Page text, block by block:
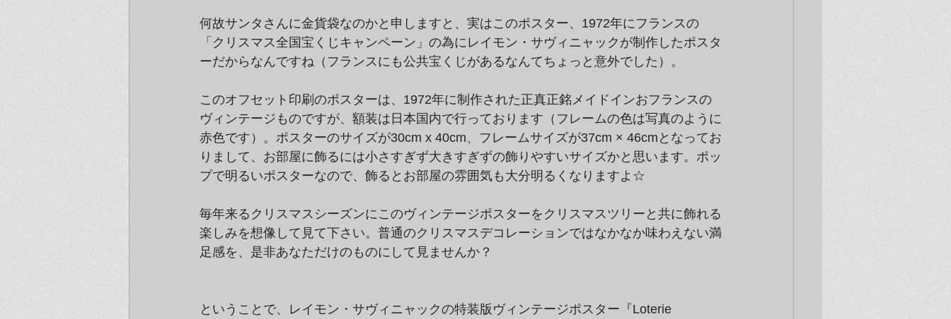
何故サンタさんに金貨袋なのかと申しますと、実はこのポスター、1972年にフランスの
「クリスマス全国宝くじキャンペーン」の為にレイモン・サヴィニャックが制作したポスタ
ーだからなんですね（フランスにも公共宝くじがあるなんてちょっと意外でした）。
このオフセット印刷のポスターは、1972年に制作された正真正銘メイドインおフランスの
ヴィンテージものですが、額装は日本国内で行っております（フレームの色は写真のように
赤色です）。ポスターのサイズが30cm x 40cm、フレームサイズが37cm × 46cmとなってお
りまして、お部屋に飾るには小さすぎず大きすぎずの飾りやすいサイズかと思います。ポッ
プで明るいポスターなので、飾るとお部屋の雰囲気も大分明るくなりますよ☆
毎年来るクリスマスシーズンにこのヴィンテージポスターをクリスマスツリーと共に飾れる
楽しみを想像して見て下さい。普通のクリスマスデコレーションではなかなか味わえない満
足感を、是非あなただけのものにして見ませんか？
ということで、レイモン・サヴィニャックの特装版ヴィンテージポスター『Loterie